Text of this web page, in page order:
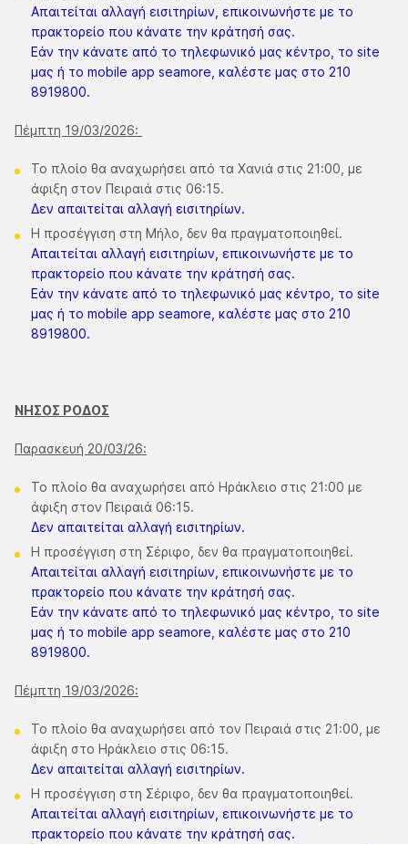
Απαιτείται αλλαγή εισιτηρίων, επικοινωνήστε με το
πρακτορείο που κάνατε την κράτησή σας.
Εάν την κάνατε από το τηλεφωνικό μας κέντρο, το site
μας ή το mobile app seamore, καλέστε μας στο 210
8919800.
Πέμπτη 19/03/2026:
Το πλοίο θα αναχωρήσει από τα Χανιά στις 21:00, με
άφιξη στον Πειραιά στις 06:15.
Δεν απαιτείται αλλαγή εισιτηρίων.
Η προσέγγιση στη Μήλο, δεν θα πραγματοποιηθεί.
Απαιτείται αλλαγή εισιτηρίων, επικοινωνήστε με το
πρακτορείο που κάνατε την κράτησή σας.
Εάν την κάνατε από το τηλεφωνικό μας κέντρο, το site
μας ή το mobile app seamore, καλέστε μας στο 210
8919800.
ΝΗΣΟΣ ΡΟΔΟΣ
Παρασκευή 20/03/26:
Το πλοίο θα αναχωρήσει από Ηράκλειο στις 21:00 με
άφιξη στον Πειραιά 06:15.
Δεν απαιτείται αλλαγή εισιτηρίων.
Η προσέγγιση στη Σέριφο, δεν θα πραγματοποιηθεί.
Απαιτείται αλλαγή εισιτηρίων, επικοινωνήστε με το
πρακτορείο που κάνατε την κράτησή σας.
​Εάν την κάνατε από το τηλεφωνικό μας κέντρο, το site
μας ή το mobile app seamore, καλέστε μας στο 210
8919800.
Πέμπτη 19/03/2026:
Το πλοίο θα αναχωρήσει από τον Πειραιά στις 21:00, με
άφιξη στο Ηράκλειο στις 06:15.
Δεν απαιτείται αλλαγή εισιτηρίων.
Η προσέγγιση στη Σέριφο, δεν θα πραγματοποιηθεί.
Απαιτείται αλλαγή εισιτηρίων, επικοινωνήστε με το
πρακτορείο που κάνατε την κράτησή σας.